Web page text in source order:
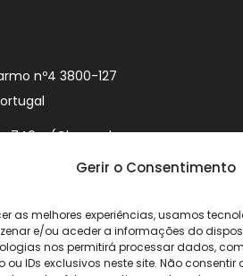
Gerir o Consentimento
as melhores experiências, usamos
e/ou aceder a informações do
nos permitirá processar dados,
IDs exclusivos neste site. Não consentir
nº4 3800-127
740 (Chamada
móvel nacional)